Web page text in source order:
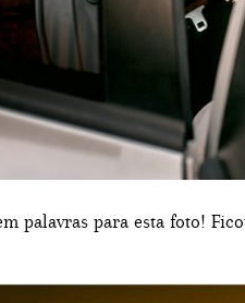
palavras para esta foto!